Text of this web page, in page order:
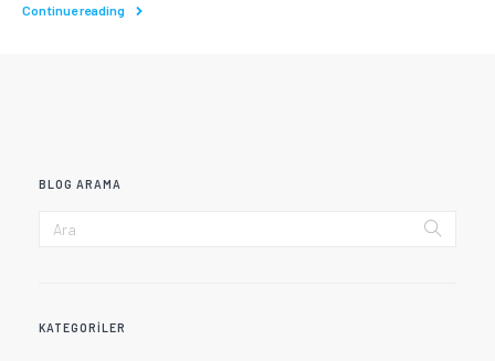
Continue reading
BLOG ARAMA
KATEGORILER